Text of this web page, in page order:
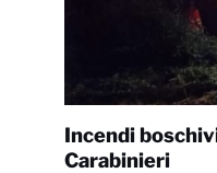
Incendi
Carabinieri